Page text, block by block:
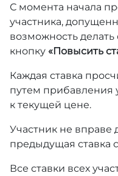
С момента начала
участника,
возможность
кнопку «Повысить
Каждая ставка
путем прибавления
к текущей цене.
Участник не вправе
предыдущая ставка
Все ставки всех